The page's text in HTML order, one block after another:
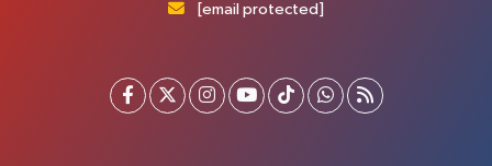
[email protected]